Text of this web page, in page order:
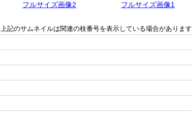
フルサイズ画像2 フルサイズ画像1
上記のサムネイルは関連の枝番号を表示している場合があります